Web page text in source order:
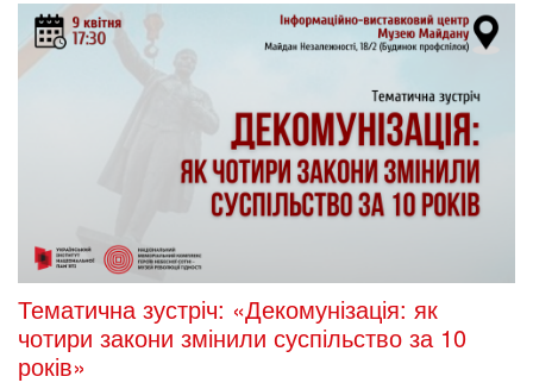
Тематична зустріч: «Декомунізація: як
чотири закони змінили суспільство за 10
років»